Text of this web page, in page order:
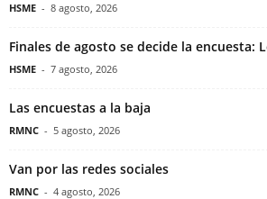
HSME - 8 agosto, 2026
Finales de agosto se decide la encuesta:
HSME - 7 agosto, 2026
Las encuestas a la baja
RMNC - 5 agosto, 2026
Van por las redes sociales
RMNC - 4 agosto, 2026